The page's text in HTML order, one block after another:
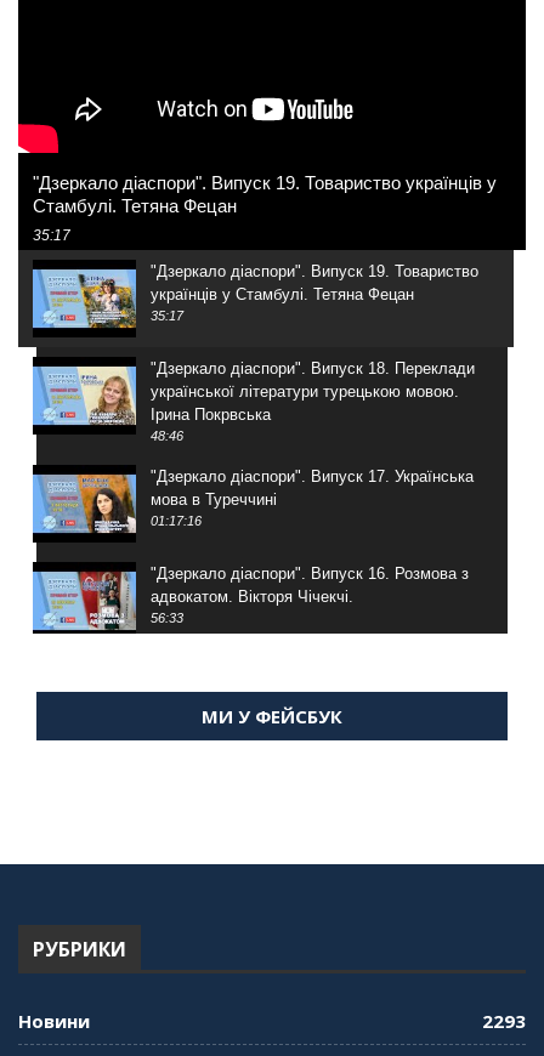
"Дзеркало діаспори". Випуск 19. Товариство українців у
Стамбулі. Тетяна Фецан
35:17
"Дзеркало діаспори". Випуск 19. Товариство
українців у Стамбулі. Тетяна Фецан
35:17
"Дзеркало діаспори". Випуск 18. Переклади
української літератури турецькою мовою.
Ірина Покрвська
48:46
"Дзеркало діаспори". Випуск 17. Українська
мова в Туреччині
01:17:16
"Дзеркало діаспори". Випуск 16. Розмова з
адвокатом. Вікторя Чічекчі.
56:33
Мухарський про життя в Туреччині
"Дзеркало діаспори". Випуск 13. МУШ в
МИ У ФЕЙСБУК
РУБРИКИ
Новини
2293